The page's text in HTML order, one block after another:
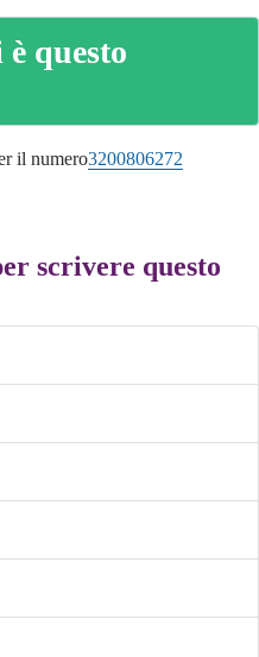
questo
il numero3200806272
scrivere questo